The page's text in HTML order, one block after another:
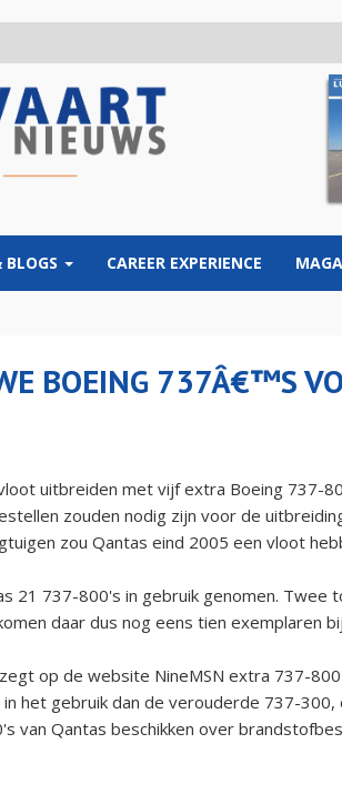
CAREER EXPERIENCE
BOEING 737Â€™S
uitbreiden met vijf extra Boeing 737-
zouden nodig zijn voor de
zou Qantas eind 2005 een vloot
21 737-800's in gebruik genomen. Twee
daar dus nog eens tien exemplaren
op de website NineMSN extra 737-
het gebruik dan de verouderde 737-
van Qantas beschikken over